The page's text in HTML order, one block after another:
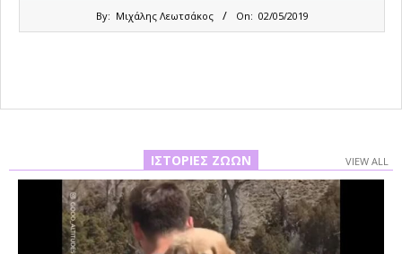
By: Μιχάλης Λεωτσάκος On: 02/05/2019
ΙΣΤΟΡΊΕΣ ΖΏΩΝ VIEW ALL